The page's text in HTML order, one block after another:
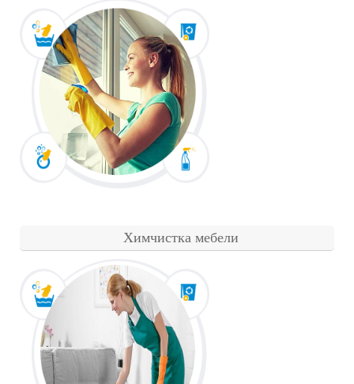
Химчистка мебели